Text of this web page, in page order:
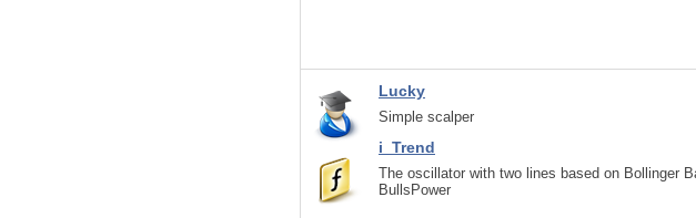
Lucky
Simple scalper
i_Trend
The oscillator with two lines based on Bollinger
BullsPower